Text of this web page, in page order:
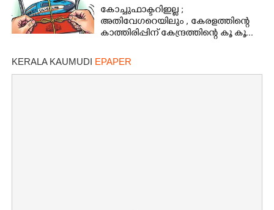
കോച്ചുഫാക്ടറി ഇല്ല ;
അതിവേഗ റെയിലും , കേരളത്തിന്റെ
കാത്തിരിപ്പിന് കേന്ദ്രത്തിന്റെ കൂ കൂ ...
KERALA KAUMUDI EPAPER